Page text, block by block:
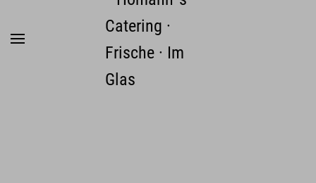
Zum Hauptinhalt springen